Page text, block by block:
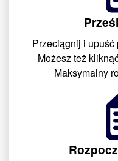
Przeciągnij i upuść
Możesz też
Maksymalny